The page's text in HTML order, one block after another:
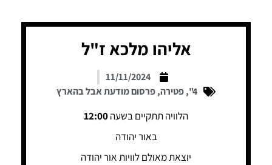
אליהו מלכא ז"ל
11/11/2024
4"
,פטירה,פרסום מודעת אבל בהארץ
הלוויה תתקיים בשעה12:00
באור יהודה
יוצאת מאולם לוויות אור יהודה